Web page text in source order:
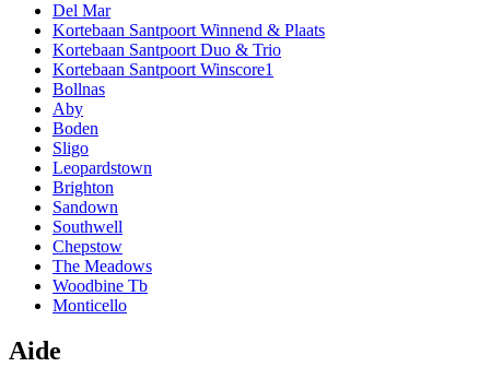
Del Mar
Kortebaan Santpoort Winnend & Plaats
Kortebaan Santpoort Duo & Trio
Kortebaan Santpoort Winscore1
Bollnas
Aby
Boden
Sligo
Leopardstown
Brighton
Sandown
Southwell
Chepstow
The Meadows
Woodbine Tb
Monticello
Aide